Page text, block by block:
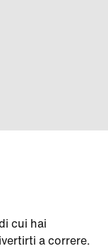
cui hai
a correre.